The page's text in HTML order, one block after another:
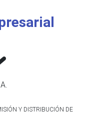
Y DISTRIBUCIÓN DE